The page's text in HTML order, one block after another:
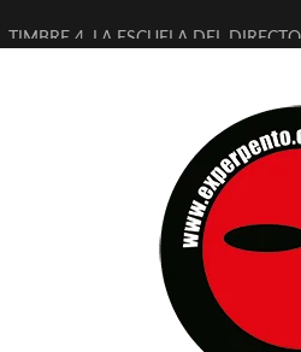
TIMBRE 4, LA ESCUELA DEL
MILITARES JUDÍAS EN #EXVITA
D’BALDOMEROS REINVENTAN
MARSHALL FLASH PRESENTA EN
JOFRE BARDAGÍ EN EXVITA
YORCH PRESENTA [CURSO DE
MAGALÍ SARE NOS EXPLICA